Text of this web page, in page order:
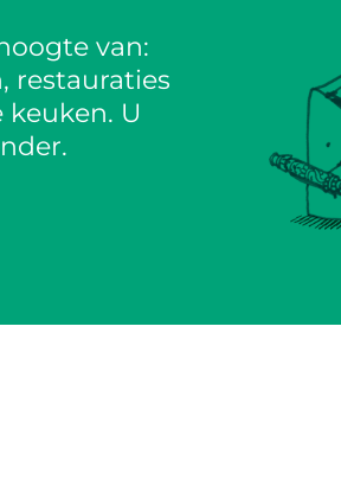
van:
restauraties
U